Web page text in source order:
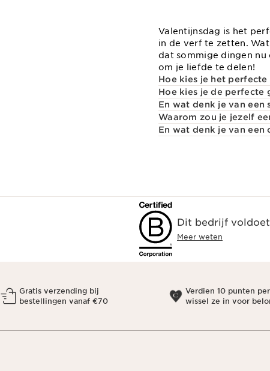
Valentijnsdag is het
in de verf te zetten.
dat sommige dingen
om je liefde te delen!
Hoe kies je het perfecte
Hoe kies je de perfecte
En wat denk je van
Waarom zou je jezelf
En wat denk je van een
Dit bedrijf voldoet
Meer weten
Gratis verzending bij
bestellingen vanaf €70
Verdien 10 punten
wissel ze in voor